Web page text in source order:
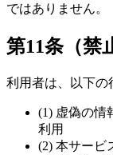
ではありません。
第11条（禁
利用者は、以下の
(1) 虚偽の情
利用
(2) 本サービ